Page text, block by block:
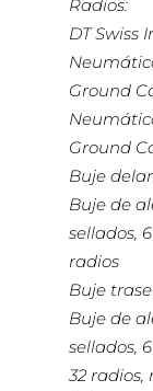
Radios:
DT Swiss
Ground
Ground
Buje
Buje de
sellados,
radios
Buje
Buje de
sellados,
32 radios,